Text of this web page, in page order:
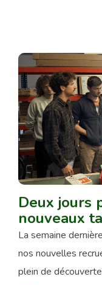
Deux jours
nouveaux
La semaine
nos nouvelles
plein de